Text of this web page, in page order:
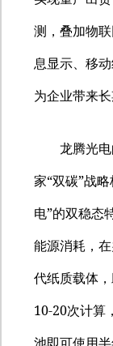
测，叠加物
息显示、移
为企业带来长
龙腾光
家“双碳”战略
电”的双稳态
能源消耗，
代纸质载体
10-20次计算，
池即可使用